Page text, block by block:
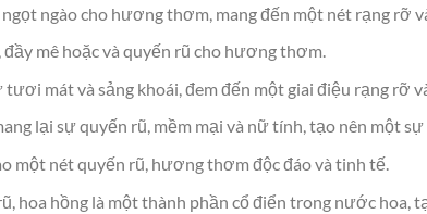
ngào cho hương thơm, mang đến một nét rạng rỡ
mê hoặc và quyến rũ cho hương thơm.
mát và sảng khoái, đem đến một giai điệu rạng rỡ
lại sự quyến rũ, mềm mại và nữ tính, tạo nên một
một nét quyến rũ, hương thơm độc đáo và tinh tế.
hoa hồng là một thành phần cổ điển trong nước hoa,